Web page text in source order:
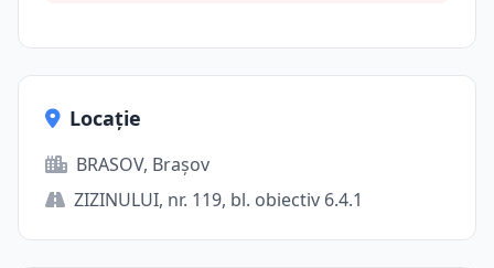
Locație
BRASOV, Brașov
ZIZINULUI, nr. 119, bl. obiectiv 6.4.1